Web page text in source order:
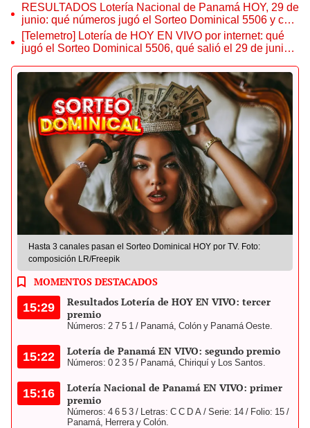
RESULTADOS Lotería Nacional de Panamá HOY, 29 de
junio: qué números jugó el Sorteo Dominical 5506 y cuál
fue el premio mayor
[Telemetro] Lotería de HOY EN VIVO por internet: qué
jugó el Sorteo Dominical 5506, qué salió el 29 de junio y
Hasta 3 canales pasan el Sorteo Dominical HOY por TV. Foto:
composición LR/Freepik
MOMENTOS DESTACADOS
15:29
Resultados Lotería de HOY EN VIVO: tercer
premio
Números: 2 7 5 1 / Panamá, Colón y Panamá Oeste.
15:22 Lotería de Panamá EN VIVO: segundo premio
Números: 0 2 3 5 / Panamá, Chiriquí y Los Santos.
15:16
Lotería Nacional de Panamá EN VIVO: primer
premio
Números: 4 6 5 3 / Letras: C C D A / Serie: 14 / Folio: 15 /
Panamá, Herrera y Colón.